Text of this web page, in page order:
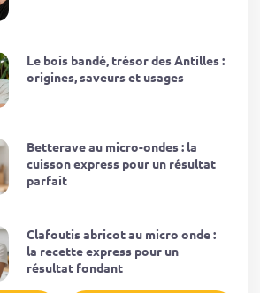
Le bois bandé, trésor des Antilles :
origines, saveurs et usages
Betterave au micro-ondes : la
cuisson express pour un résultat
parfait
Clafoutis abricot au micro onde :
la recette express pour un
résultat fondant